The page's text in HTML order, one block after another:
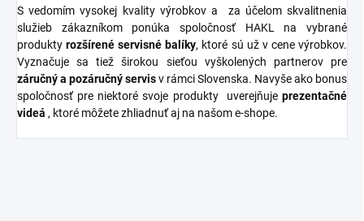
S vedomím vysokej kvality výrobkov a za účelom skvalitnenia
služieb zákazníkom ponúka spoločnosť HAKL na vybrané
produktyrozšírené servisné balíky, ktoré sú už v cene výrobkov.
Vyznačuje sa tiež širokou sieťou vyškolených partnerov pre
záručný a pozáručný servisv rámci Slovenska. Navyše ako bonus
spoločnosť pre niektoré svoje produkty uverejňuje prezentačné
videá , ktoré môžete zhliadnuť aj na našom e-shope.